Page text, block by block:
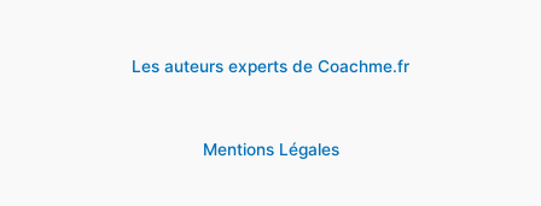
Les auteurs experts de Coachme.fr
Mentions Légales